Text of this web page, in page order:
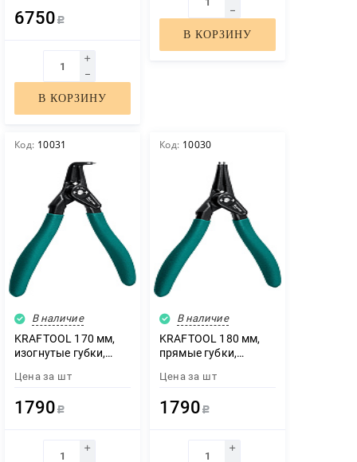
6750 Р
В КОРЗИНУ
В КОРЗИНУ
Код: 10031
В наличие
KRAFTOOL 170 мм,
изогнутые губки,
стопорных колец
Цена за шт
1790 Р
Код: 10030
В наличие
KRAFTOOL 180 мм,
прямые губки,
стопорных колец
Цена за шт
1790 Р
ЗАКАЗАТЬ ЗВОНОК